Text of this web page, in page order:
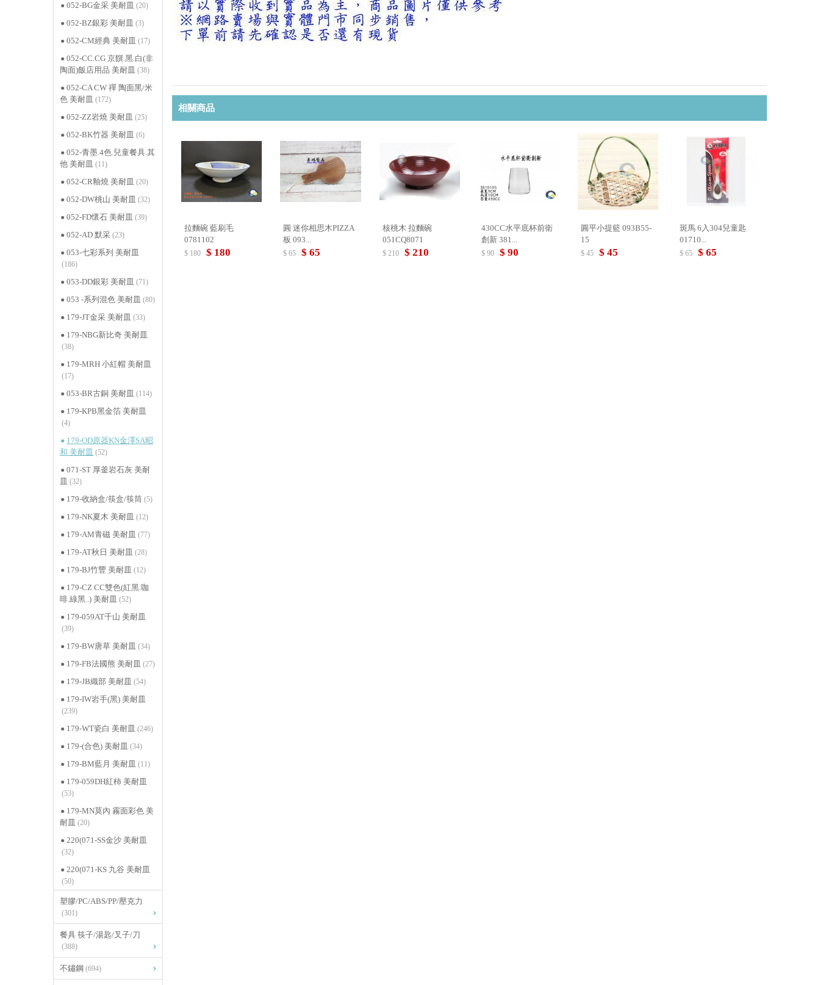
052-BG金采 美耐皿 (20)
052-BZ銀彩 美耐皿 (3)
052-CM經典 美耐皿 (17)
052-CC.CG 京饌.黑.白(非
陶面)飯店用品 美耐皿 (38)
052-CA CW 禪 陶面黑/米
色 美耐皿 (172)
052-ZZ岩燒 美耐皿 (25)
052-BK竹器 美耐皿 (6)
052-青墨.4色.兒童餐具.其
他 美耐皿 (11)
052-CR釉燒 美耐皿 (20)
052-DW桃山 美耐皿 (32)
052-FD懷石 美耐皿 (39)
052-AD 默采 (23)
053-七彩系列 美耐皿
(186)
053-DD銀彩 美耐皿 (71)
053 -系列混色 美耐皿 (80)
179-JT金采 美耐皿 (33)
179-NBG新比奇 美耐皿
(38)
179-MRH 小紅帽 美耐皿
(17)
053-BR古銅 美耐皿 (114)
179-KPB黑金箔 美耐皿
(4)
179-OD原器KN金澤SA昭
和 美耐皿 (52)
071-ST 厚釜岩石灰 美耐
皿 (32)
179-收納盒/筷盒/筷筒 (5)
179-NK夏木 美耐皿 (12)
179-AM青磁 美耐皿 (77)
179-AT秋日 美耐皿 (28)
179-BJ竹豐 美耐皿 (12)
179-CZ CC雙色(紅黑.咖
啡.綠黑..) 美耐皿 (52)
179-059AT千山 美耐皿
(39)
179-BW唐草 美耐皿 (34)
179-FB法國熊 美耐皿 (27)
179-JB織部 美耐皿 (54)
179-IW岩手(黑) 美耐皿
(239)
179-WT瓷白 美耐皿 (246)
179-(合色) 美耐皿 (34)
179-BM藍月 美耐皿 (11)
179-059DH紅柿 美耐皿
(53)
179-MN莫內 霧面彩色 美
耐皿 (20)
220(071-SS金沙 美耐皿
(32)
220(071-KS 九谷 美耐皿
(50)
塑膠/PC/ABS/PP/壓克力
(301)
餐具 筷子/湯匙/叉子/刀
(388)
不鏽鋼 (694)
相關商品
拉麵碗 藍刷毛
0781102
$ 180 $ 180
圓 迷你相思木PIZZA
板 093...
$ 65 $ 65
核桃木 拉麵碗
051CQ8071
$ 210 $ 210
430CC水平底杯前衛
創新 381...
$ 90 $ 90
圓平小提籃 093B55-
15
$ 45 $ 45
斑馬 6入304兒童匙
01710...
$ 65 $ 65